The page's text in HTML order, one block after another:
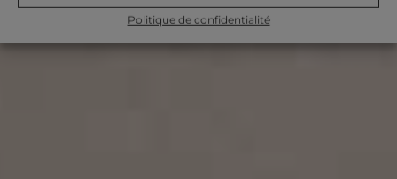
Politique de confidentialité